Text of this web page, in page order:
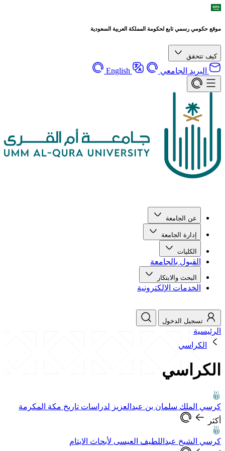
موقع حكومي رسمي تابع لحكومة المملكة العربية السعودية
كيف تتحقق
البريد الجامعي English
عن الجامعة
إدارة الجامعة
الكليات
القبول بالجامعة
البحث والابتكار
الخدمات الإلكترونية
تسجيل الدخول
الرئيسية
الكراسي
الكراسي
كرسي الملك سلمان بن عبدالعزيز لدراسات تاريخ مكة المكرمة
أكثر
كرسي الشيخ عبداللطيف العيسى لأبحاث الايتام